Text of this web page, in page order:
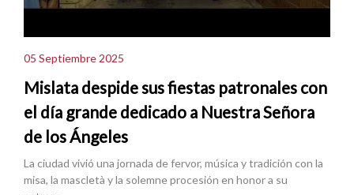
05 Septiembre 2025
Mislata despide sus fiestas patronales con
el día grande dedicado a Nuestra Señora
de los Ángeles
La ciudad vivió una jornada de fervor, música y tradición con la
misa, la mascletà y la solemne procesión en honor a su